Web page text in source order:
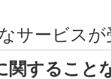
サービス
関すること